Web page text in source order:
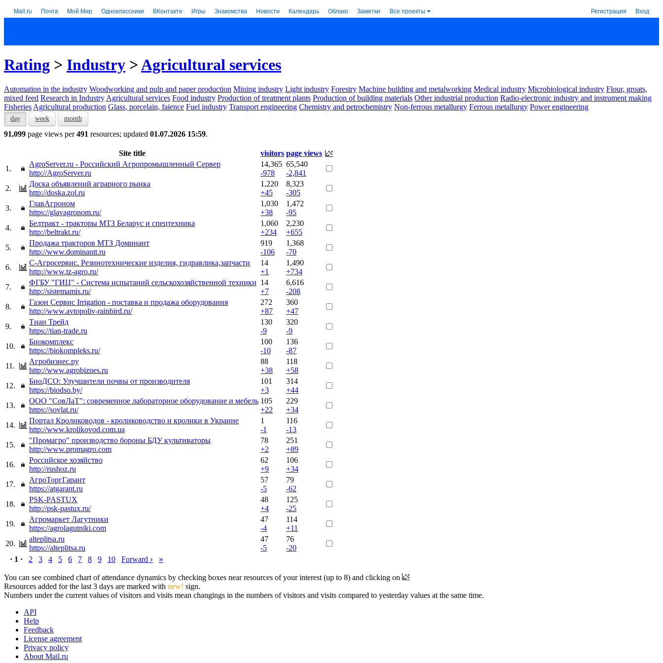
Mail.ru Почта Мой Мир Одноклассники ВКонтакте Игры Знакомства Новости Календарь Облако Заметки Все проекты Регистрация Вход
Rating > Industry >Agricultural services
Automation in the industry Woodworking and pulp and paper production Mining industry Light industry Forestry Machine building and metalworking Medical industry Microbiological industry Flour, groats,
mixed feed Research in Industry Agricultural services Food industry Production of treatment plants Production of building materials Other industrial production Radio-electronic industry and instrument making
Fisheries Agricultural production Glass, porcelain, faience Fuel industry Transport engineering Chemistry and petrochemistry Non-ferrous metallurgy Ferrous metallurgy Power engineering
day week month
91,099 page views per491 resources; updated 01.07.2026 15:59.
Site title visitors page views
1.
AgroServer.ru - Российский Агропромышленный Сервер
http://AgroServer.ru
14,365
-978
65,540
-2,841
2.
Доска объявлений аграрного рынка
http://doska.zol.ru
1,220
+45
8,323
-305
3.
ГлавАгроном
https://glavagronom.ru/
1,030
+38
1,472
-95
4.
Белтракт - тракторы МТЗ Беларус и спецтехника
http://beltrakt.ru/
1,060
+234
2,230
+655
5.
Продажа тракторов МТЗ Доминант
http://www.dominantt.ru
919
-106
1,368
-70
6.
С-Агросервис. Резинотехнические изделия, гидравлика,запчасти
http://www.tz-agro.ru/
14
+1
1,490
+734
7.
ФГБУ "ГИЦ" - Система испытаний сельскохозяйственной техники
http://sistemamis.ru/
14
+7
6,616
-208
8.
Газон Сервис Irrigation - поставка и продажа оборудования
http://www.avtopoliv-rainbird.ru/
272
+87
360
+47
9.
Тиан Трейд
https://tian-trade.ru
130
-9
320
-9
10.
Биокомплекс
https://biokompleks.ru/
100
-10
136
-87
11.
Агробизнес.ру
http://www.agrobiznes.ru
88
+38
118
+58
12.
БиоДСО: Улучшители почвы от производителя
https://biodso.by/
101
+3
314
+44
13.
ООО "СовЛаТ": современное лабораторное оборудование и мебель
https://sovlat.ru/
105
+22
229
+34
14.
Портал Кролиководов - кролиководство и кролики в Украине
http://www.krolikovod.com.ua
1
-1
116
-13
15.
"Промагро" производство бороны БДУ культиваторы
http://www.promagro.com
78
+2
251
+89
16.
Российское хозяйство
http://rushoz.ru
62
+9
106
+34
17.
АгроТоргГарант
https://atgarant.ru
57
-5
79
-62
18.
PSK-PASTUX
http://psk-pastux.ru/
48
+4
125
-25
19.
Агромаркет Лагутники
https://agrolagutniki.com
47
-4
114
+11
20.
alteplitsa.ru
https://alteplitsa.ru
47
-5
76
-20
· 1 ·
2 3 4 5 6 7 8 9 10 Forward › »
You can see combined chart of attendance dynamics by checking boxes near resources of your interest (up to 8) and clicking on
Resources added for the last 3 days are marked with new! sign.
Numbers under the current values of visitors and visits mean changings in the numbers of visitors and visits compared to yesterday values at the same time.
API
Help
Feedback
License agreement
Privacy policy
About Mail.ru